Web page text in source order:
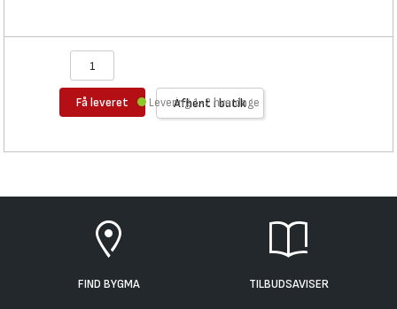
Få leveret Afhent i butik
Levering 1-2 hverdage
FIND BYGMA TILBUDSAVISER